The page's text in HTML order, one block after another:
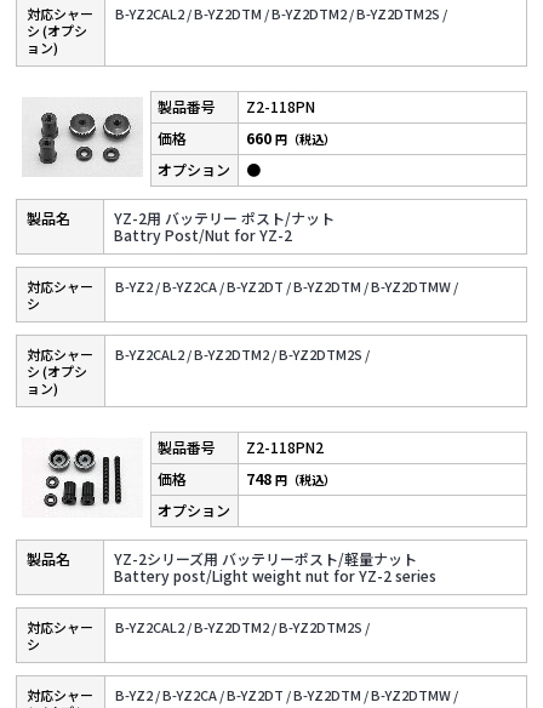
対応シャー
シ (オプシ
ョン)
B-YZ2CAL2 /B-YZ2DTM /B-YZ2DTM2 /B-YZ2DTM2S /
Z2-118PN
YZ-2用 バッテリー ポスト/ナット
Battry Post/Nut for YZ-2
660円（税込）
●
対応シャー
シ
B-YZ2 /B-YZ2CA /B-YZ2DT /B-YZ2DTM /B-YZ2DTMW /
対応シャー
シ (オプシ
ョン)
B-YZ2CAL2 /B-YZ2DTM2 /B-YZ2DTM2S /
Z2-118PN2
YZ-2シリーズ用 バッテリーポスト/軽量ナット
Battery post/Light weight nut for YZ-2 series
748円（税込）
対応シャー
シ
B-YZ2CAL2 /B-YZ2DTM2 /B-YZ2DTM2S /
対応シャー
B-YZ2 /B-YZ2CA /B-YZ2DT /B-YZ2DTM /B-YZ2DTMW /